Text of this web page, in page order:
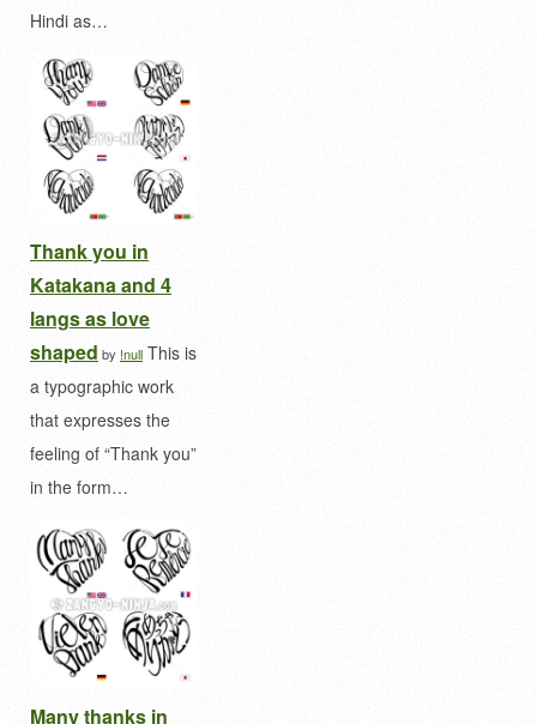
Hindi as…
Thank you in
Katakana and 4
langs as love
shaped by !null This is
a typographic work
that expresses the
feeling of “Thank you”
in the form…
Many thanks in